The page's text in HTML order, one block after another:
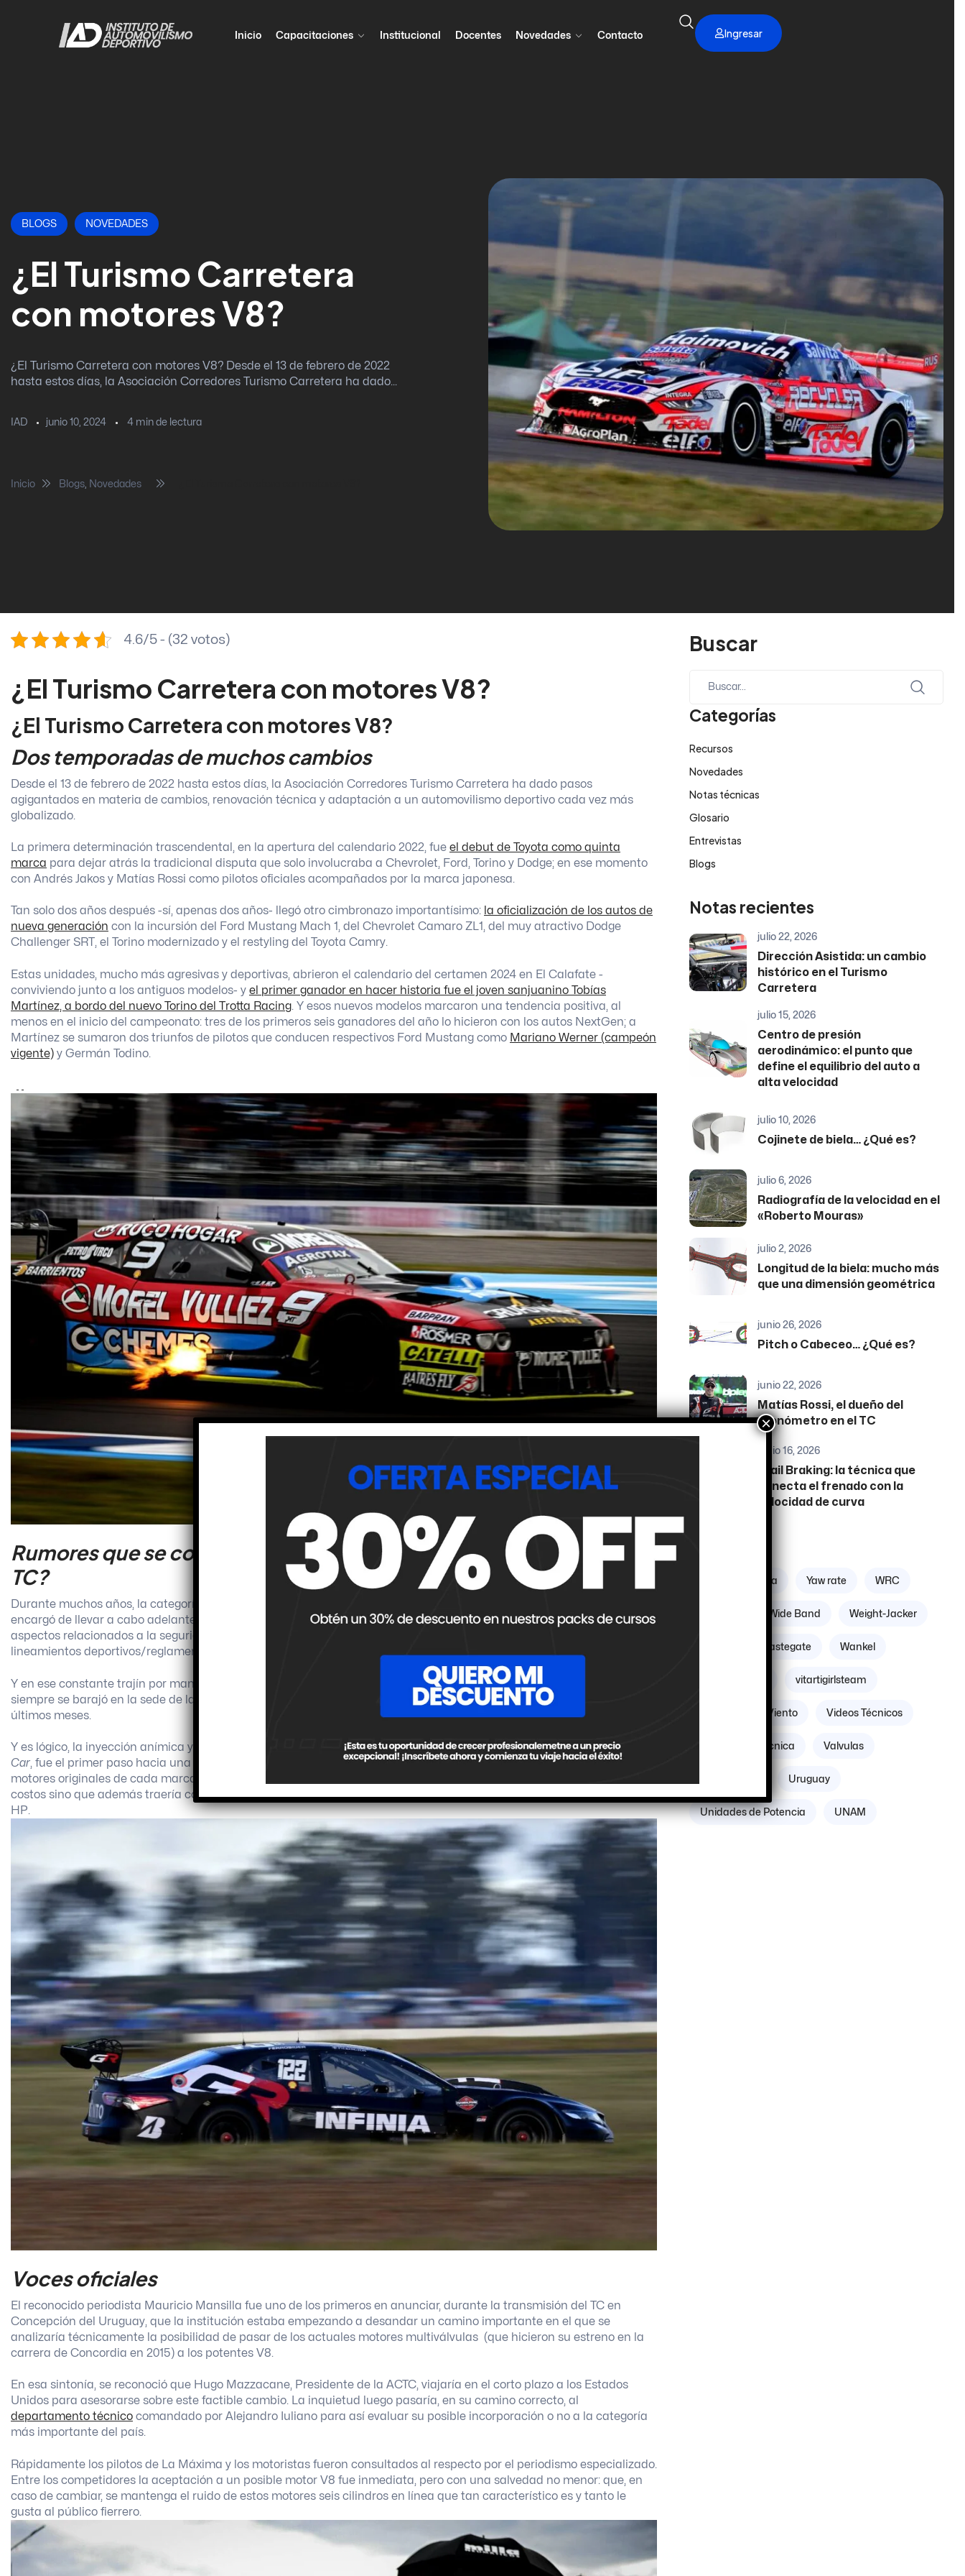
Inicio Capacitaciones Institucional Docentes Novedades Contacto Ingresar
BLOGS NOVEDADES
¿El Turismo Carretera
con motores V8?
¿El Turismo Carretera con motores V8? Desde el 13 de febrero de 2022
hasta estos días, la Asociación Corredores Turismo Carretera ha dado...
IAD junio 10, 2024 4 min de lectura
Inicio Blogs Novedades
4.6/5 - (32 votos)
¿El Turismo Carretera con motores V8?
¿El Turismo Carretera con motores V8?
Dos temporadas de muchos cambios
Desde el 13 de febrero de 2022 hasta estos días, la Asociación Corredores Turismo Carretera ha dado pasos
agigantados en materia de cambios, renovación técnica y adaptación a un automovilismo deportivo cada vez más
globalizado.
La primera determinación trascendental, en la apertura del calendario 2022, fue el debut de Toyota como quinta
marca para dejar atrás la tradicional disputa que solo involucraba a Chevrolet, Ford, Torino y Dodge; en ese momento
con Andrés Jakos y Matías Rossi como pilotos oficiales acompañados por la marca japonesa.
Tan solo dos años después -sí, apenas dos años- llegó otro cimbronazo importantísimo: la oficialización de los autos de
nueva generación con la incursión del Ford Mustang Mach 1, del Chevrolet Camaro ZL1, del muy atractivo Dodge
Challenger SRT, el Torino modernizado y el restyling del Toyota Camry.
Estas unidades, mucho más agresivas y deportivas, abrieron el calendario del certamen 2024 en El Calafate -
conviviendo junto a los antiguos modelos- y el primer ganador en hacer historia fue el joven sanjuanino Tobías
Martínez, a bordo del nuevo Torino del Trotta Racing. Y esos nuevos modelos marcaron una tendencia positiva, al
menos en el inicio del campeonato: tres de los primeros seis ganadores del año lo hicieron con los autos NextGen; a
Martínez se sumaron dos triunfos de pilotos que conducen respectivos Ford Mustang como Mariano Werner (campeón
vigente) y Germán Todino.
Rumores que se convirtieron en veraces: ¿llegan los motores V8 al
TC?
Durante muchos años, la categoría más antigua del mundo en actividad (reconocida así por el récord Guinness) se
encargó de llevar a cabo adelante varios cambios que luego se trasladaron al resto del automovilismo nacional: en
aspectos relacionados a la seguridad en los autos y en los circuitos, en el funcionamiento de los autos e incluso en
lineamientos deportivos/reglamentarios.
Y en ese constante trajín por mantenerse en la élite del automovilismo sudamericano, la idea de tener impulsores V8
siempre se barajó en la sede de la calle Bogotá aunque nunca con tanta cercanía como empezó a suceder en los
últimos meses.
Y es lógico, la inyección anímica y de proyección a nivel internacional que supuso la presentación de los nuevosMuscle
Car, fue el primer paso hacia una idea que ahora parece decir presente en el momento más idóneo. Sería con los
motores originales de cada marca (exceptuando lógicamente al Toyota Camry y al Torino), que no sólo abarataría
costos sino que además traería consigo mayor potencia a la que ya ostentaba el TC, de aproximadamente 440/450
HP.
Voces oficiales
El reconocido periodista Mauricio Mansilla fue uno de los primeros en anunciar, durante la transmisión del TC en
Concepción del Uruguay, que la institución estaba empezando a desandar un camino importante en el que se
analizaría técnicamente la posibilidad de pasar de los actuales motores multiválvulas (que hicieron su estreno en la
carrera de Concordia en 2015) a los potentes V8.
En esa sintonía, se reconoció que Hugo Mazzacane, Presidente de la ACTC, viajaría en el corto plazo a los Estados
Unidos para asesorarse sobre este factible cambio. La inquietud luego pasaría, en su camino correcto, al
departamento técnico comandado por Alejandro Iuliano para así evaluar su posible incorporación o no a la categoría
más importante del país.
Rápidamente los pilotos de La Máxima y los motoristas fueron consultados al respecto por el periodismo especializado.
Entre los competidores la aceptación a un posible motor V8 fue inmediata, pero con una salvedad no menor: que, en
caso de cambiar, se mantenga el ruido de estos motores seis cilindros en línea que tan característico es y tanto le
gusta al público fierrero.
Buscar
Categorías
Recursos
Novedades
Notas técnicas
Glosario
Entrevistas
Blogs
Notas recientes
julio 22, 2026
Dirección Asistida: un cambio
histórico en el Turismo
Carretera
julio 15, 2026
Centro de presión
aerodinámico: el punto que
define el equilibrio del auto a
alta velocidad
julio 10, 2026
Cojinete de biela… ¿Qué es?
julio 6, 2026
Radiografía de la velocidad en el
«Roberto Mouras»
julio 2, 2026
Longitud de la biela: mucho más
que una dimensión geométrica
junio 26, 2026
Pitch o Cabeceo… ¿Qué es?
junio 22, 2026
Matías Rossi, el dueño del
cronómetro en el TC
junio 16, 2026
Trail Braking: la técnica que
conecta el frenado con la
velocidad de curva
Zona geográfica Yaw rate WRC
Wide Band Weight-Jacker
Wastegate Wankel
vitartigirlsteam
Viento Videos Técnicos
Verificación Técnica Valvulas
Uruguay
Unidades de Potencia UNAM
×